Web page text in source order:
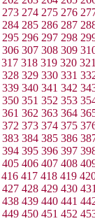
273 274 275 276
284 285 286 287
295 296 297 298
306 307 308 309
317 318 319 320
328 329 330 331
339 340 341 342
350 351 352 353
361 362 363 364
372 373 374 375
383 384 385 386
394 395 396 397
405 406 407 408
416 417 418 419
427 428 429 430
438 439 440 441
449 450 451 452